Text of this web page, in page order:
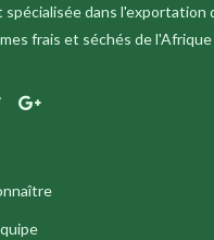
spécialisée dans l'exportation
frais et séchés de